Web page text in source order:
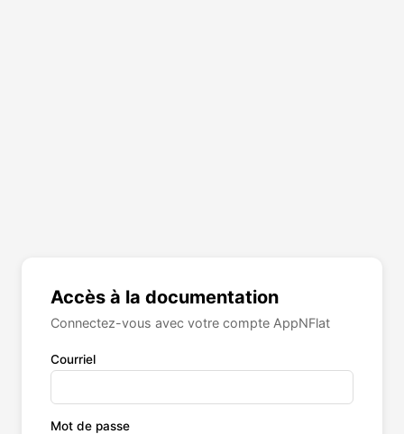
Accès à la documentation
Connectez-vous avec votre compte AppNFlat
Courriel
Mot de passe